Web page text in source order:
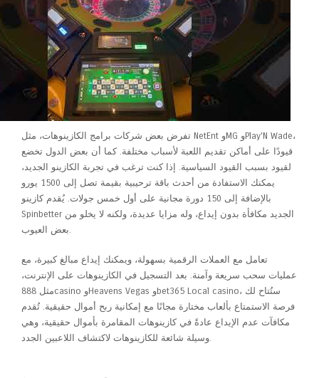
تفرض بعض شركات برامج الكازينوهات، مثل NetEnt وMG وPlay'N Wade،
قيودًا على أماكن تقديم اللعبة لأسباب مختلفة. كما أن بعض الدول تخضع
لقيود بسبب القيود السياسية. إذا كنت ترغب في تجربة الكازينو الجديد،
يمكنك الاستفادة من أحدث باقة ترحيبية بقيمة تصل إلى 1500 يورو
بالإضافة إلى 150 دورة مجانية على أول خمس جولات. يُقدم كازينو
Spinbetter الجديد مكافأة بدون إيداع، وله مزايا عديدة، ولكنه لا يخلو من
بعض العيوب.
تعامل مع العملات الرقمية بسهولة، ويمكنك إيداع مبالغ كبيرة، مع
عمليات سحب سريعة وآمنة. بعد التسجيل في الكازينوهات على الإنترنت،
مثل 888casino وHeavens Vegas وbet365 Local casino، ستُتاح لك
فرصة الاستمتاع بألعاب مختارة مجانًا مع إمكانية ربح أموال حقيقية. تُقدم
مكافآت عدم الإيداع عادةً في كازينوهات المقامرة بأموال حقيقية، وهي
وسيلة شائعة للكازينوهات لاكتشاف اللاعبين الجدد.